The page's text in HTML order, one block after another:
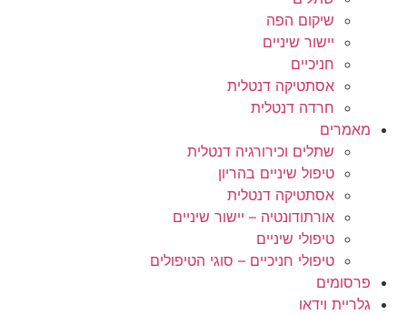
שיקום הפה
יישור שיניים
חניכיים
אסתטיקה דנטלית
חרדה דנטלית
מאמרים
שתלים וכירורגיה דנטלית
טיפול שיניים בהריון
אסתטיקה דנטלית
אורתודונטיה – יישור שיניים
טיפולי שיניים
טיפולי חניכיים – סוגי הטיפולים
פרסומים
גלריית וידאו